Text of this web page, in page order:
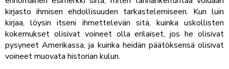
kirjasto ihmisen ehdollisuuden tarkastelemiseen. Kun luin
kirjaa, löysin itseni ihmettelevän sitä, kuinka uskollisten
kokemukset olisivat voineet olla erilaiset, jos he olisivat
pysyneet Amerikassa, ja kuinka heidän päätöksensä olisivat
voineet muovata historian kulun.